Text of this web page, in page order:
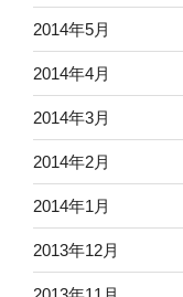
2014年5月
2014年4月
2014年3月
2014年2月
2014年1月
2013年12月